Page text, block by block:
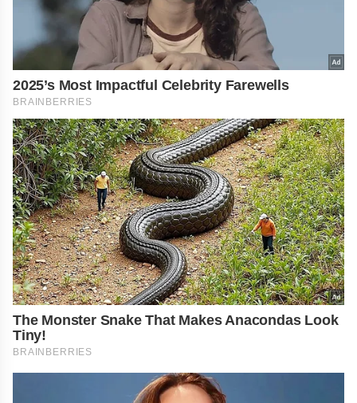
2025’s Most Impactful Celebrity Farewells
BRAINBERRIES
The Monster Snake That Makes Anacondas Look
Tiny!
BRAINBERRIES